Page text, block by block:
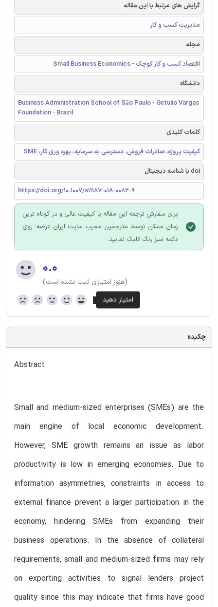
گرایش های مرتبط با این مقاله
مدیریت کسب و کار
مجله
اقتصاد کسب و کار کوچک - Small Business Economics
دانشگاه
Business Administration School of São Paulo - Getulio Vargas
Foundation - Brazil
کلمات کلیدی
کیفیت پروژه، صادرات فروش، دسترسی به سرمایه، بهره وری کار، SME
doi یا شناسه دیجیتال
https://doi.org/10.1007/s11187-018-0082-9
برای سفارش ترجمه این مقاله با کیفیت عالی و در کوتاه ترین
زمان ممکن توسط مترجمین مجرب سایت ایران عرضه؛ روی
دکمه سبز رنگ کلیک نمایید.
۰.۰
(هنوز امتیازی ثبت نشده است)
چکیده
Abstract
Small and medium-sized enterprises (SMEs) are the
main engine of local economic development.
However, SME growth remains an issue as labor
productivity is low in emerging economies. Due to
information asymmetries, constraints in access to
external finance prevent a larger participation in the
economy, hindering SMEs from expanding their
business operations. In the absence of collateral
requirements, small and medium-sized firms may rely
on exporting activities to signal lenders project
quality since this may indicate that firms have good